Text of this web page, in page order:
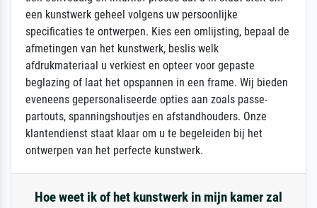
een kunstwerk geheel volgens uw persoonlijke
specificaties te ontwerpen. Kies een omlijsting, bepaal de
afmetingen van het kunstwerk, beslis welk
afdrukmateriaal u verkiest en opteer voor gepaste
beglazing of laat het opspannen in een frame. Wij bieden
eveneens gepersonaliseerde opties aan zoals passe-
partouts, spanningshoutjes en afstandhouders. Onze
klantendienst staat klaar om u te begeleiden bij het
ontwerpen van het perfecte kunstwerk.
Hoe weet ik of het kunstwerk in mijn kamer zal